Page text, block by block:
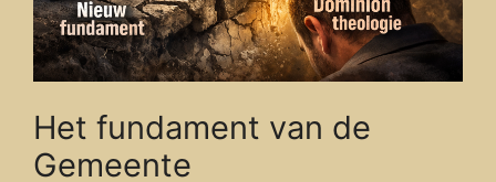
Het fundament van de
Gemeente